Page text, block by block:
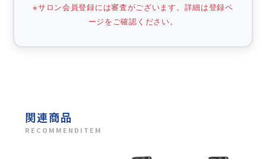
※サロン会員登録には審査がございます。詳細は登録ペ
ージをご確認ください。
関連商品
RECOMMENDITEM